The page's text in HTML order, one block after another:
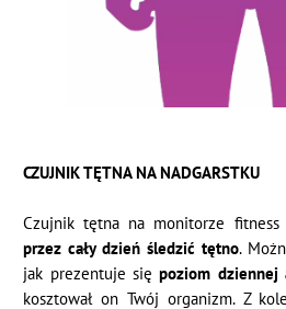
CZUJNIK TĘTNA NA NADGARSTKU
Czujnik tętna na monitorze fitness
przez cały dzień śledzić tętno.
jak prezentuje się poziom dziennej
kosztował on Twój organizm. Z